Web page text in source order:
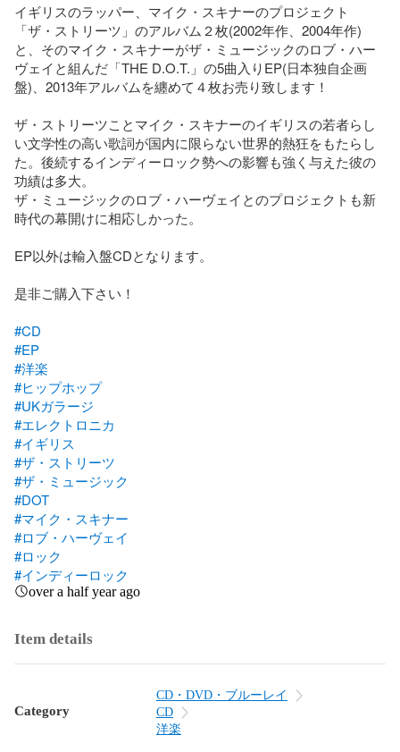
イギリスのラッパー、マイク・スキナーのプロジェクト
「ザ・ストリーツ」のアルバム２枚(2002年作、2004年作)
と、そのマイク・スキナーがザ・ミュージックのロブ・ハー
ヴェイと組んだ「THE D.O.T.」の5曲入りEP(日本独自企画
盤)、2013年アルバムを纏めて４枚お売り致します！
ザ・ストリーツことマイク・スキナーのイギリスの若者らし
い文学性の高い歌詞が国内に限らない世界的熱狂をもたらし
た。後続するインディーロック勢への影響も強く与えた彼の
功績は多大。
ザ・ミュージックのロブ・ハーヴェイとのプロジェクトも新
時代の幕開けに相応しかった。
EP以外は輸入盤CDとなります。
是非ご購入下さい！
#CD
#EP
#洋楽
#ヒップホップ
#UKガラージ
#エレクトロニカ
#イギリス
#ザ・ストリーツ
#ザ・ミュージック
#DOT
#マイク・スキナー
#ロブ・ハーヴェイ
#ロック
#インディーロック
over a half year ago
Item details
Category
CD・DVD・ブルーレイ
CD
洋楽